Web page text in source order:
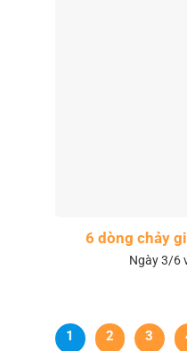
6 dòng chảy
Ngày 3/6
1 2 3